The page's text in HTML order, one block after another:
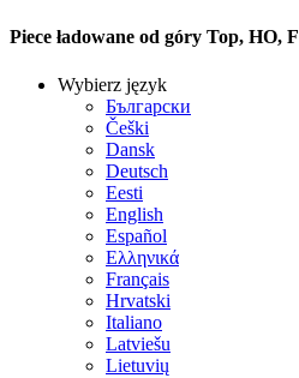
Piece ładowane od góry Top, HO, F
Wybierz język
Български
Češki
Dansk
Deutsch
Eesti
English
Español
Ελληνικά
Français
Hrvatski
Italiano
Latviešu
Lietuvių